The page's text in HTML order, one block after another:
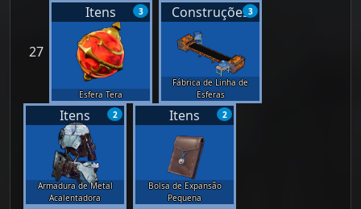
27
3
Itens
Esfera Tera
3
Construções
Fábrica de Linha de
Esferas
2
Itens
Armadura de Metal
Acalentadora
2
Itens
Bolsa de Expansão
Pequena